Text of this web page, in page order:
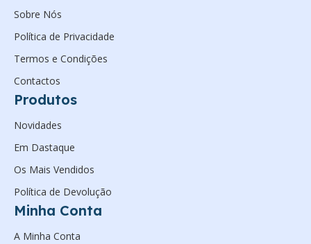
Sobre Nós
Política de Privacidade
Termos e Condições
Contactos
Produtos
Novidades
Em Dastaque
Os Mais Vendidos
Política de Devolução
Minha Conta
A Minha Conta